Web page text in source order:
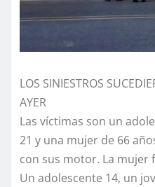
LOS SINIESTROS
AYER
Las víctimas son un
21 y una mujer de 66
con sus motor. La mujer
Un adolescente 14, un